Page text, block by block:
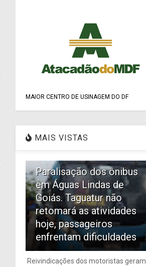
MAIOR CENTRO DE USINAGEM DO DF
MAIS VISTAS
Paralisação dos ônibus
em Águas Lindas de
Goiás. Taguatur não
retomará as atividades
hoje, passageiros
enfrentam dificuldades
Reivindicações dos motoristas geram